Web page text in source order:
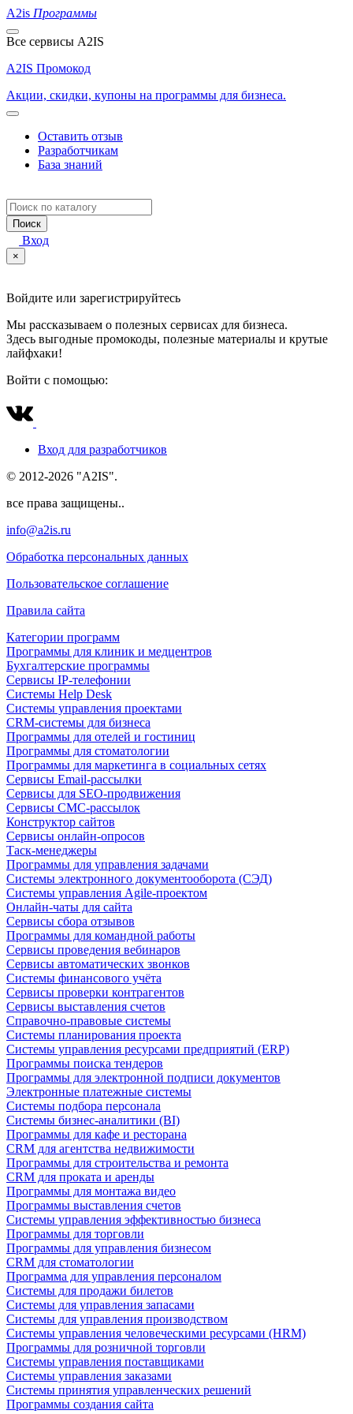
A2is Программы
Все сервисы A2IS
A2IS Промокод
Акции, скидки, купоны на программы для бизнеса.
Оставить отзыв
Разработчикам
База знаний
Поиск
Вход
×
Войдите или зарегистрируйтесь
Мы рассказываем о полезных сервисах для бизнеса.
Здесь выгодные промокоды, полезные материалы и крутые
лайфхаки!
Войти с помощью:
Вход для разработчиков
© 2012-2026 "A2IS".
все права защищены..
info@a2is.ru
Обработка персональных данных
Пользовательское соглашение
Правила сайта
Категории программ
Программы для клиник и медцентров
Бухгалтерские программы
Сервисы IP-телефонии
Системы Help Desk
Системы управления проектами
CRM-системы для бизнеса
Программы для отелей и гостиниц
Программы для стоматологии
Программы для маркетинга в социальных сетях
Сервисы Email-рассылки
Сервисы для SEO-продвижения
Сервисы СМС-рассылок
Конструктор сайтов
Сервисы онлайн-опросов
Таск-менеджеры
Программы для управления задачами
Системы электронного документооборота (СЭД)
Системы управления Agile-проектом
Онлайн-чаты для сайта
Сервисы сбора отзывов
Программы для командной работы
Сервисы проведения вебинаров
Сервисы автоматических звонков
Системы финансового учёта
Сервисы проверки контрагентов
Сервисы выставления счетов
Справочно-правовые системы
Системы планирования проекта
Системы управления ресурсами предприятий (ERP)
Программы поиска тендеров
Программы для электронной подписи документов
Электронные платежные системы
Системы подбора персонала
Системы бизнес-аналитики (BI)
Программы для кафе и ресторана
CRM для агентства недвижимости
Программы для строительства и ремонта
CRM для проката и аренды
Программы для монтажа видео
Программы выставления счетов
Системы управления эффективностью бизнеса
Программы для торговли
Программы для управления бизнесом
CRM для стоматологии
Программа для управления персоналом
Системы для продажи билетов
Системы для управления запасами
Системы для управления производством
Системы управления человеческими ресурсами (HRM)
Программы для розничной торговли
Системы управления поставщиками
Системы управления заказами
Системы принятия управленческих решений
Программы создания сайта